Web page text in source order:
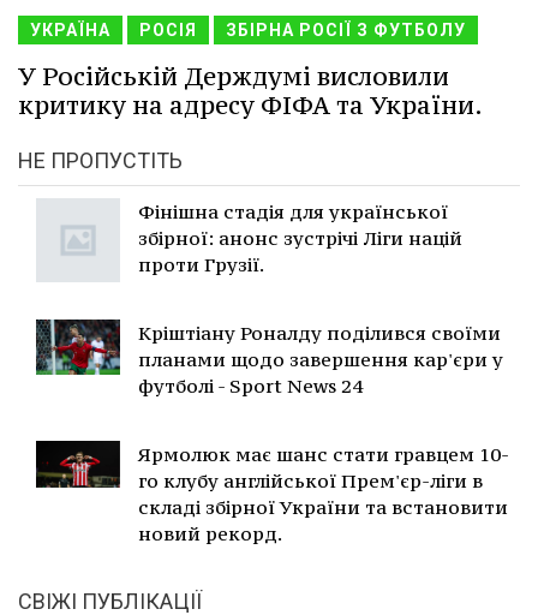
УКРАЇНА РОСІЯ ЗБІРНА РОСІЇ З ФУТБОЛУ
У Російській Держдумі висловили
критику на адресу ФІФА та України.
НЕ ПРОПУСТІТЬ
Фінішна стадія для української
збірної: анонс зустрічі Ліги націй
проти Грузії.
Кріштіану Роналду поділився своїми
планами щодо завершення кар'єри у
футболі - Sport News 24
Ярмолюк має шанс стати гравцем 10-
го клубу англійської Прем'єр-ліги в
складі збірної України та встановити
новий рекорд.
СВІЖІ ПУБЛІКАЦІЇ